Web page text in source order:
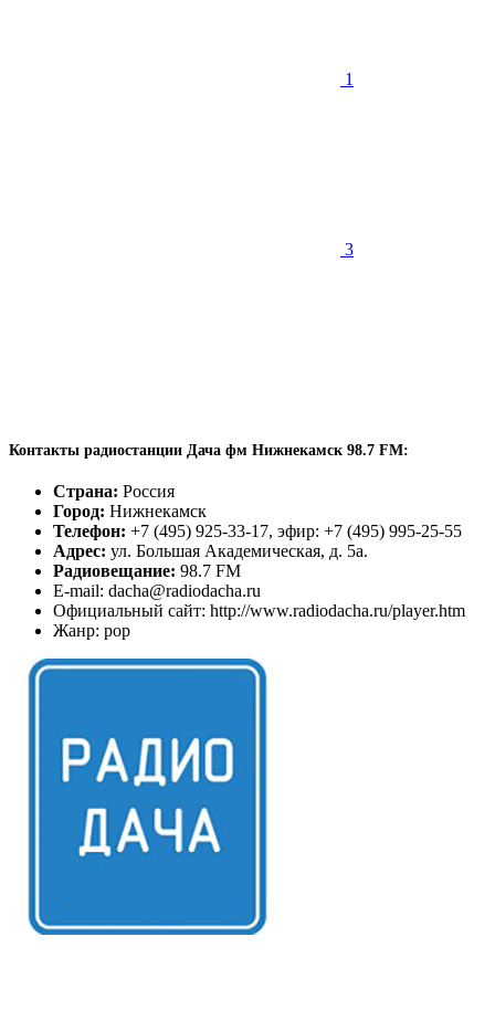
1
3
Контакты радиостанции Дача фм Нижнекамск 98.7 FM:
Страна: Россия
Город: Нижнекамск
Телефон: +7 (495) 925-33-17, эфир: +7 (495) 995-25-55
Адрес: ул. Большая Академическая, д. 5а.
Радиовещание: 98.7 FM
E-mail: dacha@radiodacha.ru
Официальный сайт: http://www.radiodacha.ru/player.htm
Жанр: pop